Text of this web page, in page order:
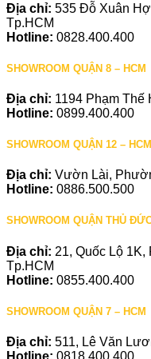
Địa chỉ: 535 Đỗ Xuân
Tp.HCM
Hotline: 0828.400.400
SHOWROOM QUẬN 8 – HCM
Địa chỉ: 1194 Phạm Thế
Hotline: 0899.400.400
SHOWROOM QUẬN 12 – HCM
Địa chỉ: Vườn Lài,
Hotline: 0886.500.500
SHOWROOM QUẬN THỦ
Địa chỉ: 21, Quốc Lộ
Tp.HCM
Hotline: 0855.400.400
SHOWROOM QUẬN 7 – HCM
Địa chỉ: 511, Lê Văn
Hotline: 0818.400.400